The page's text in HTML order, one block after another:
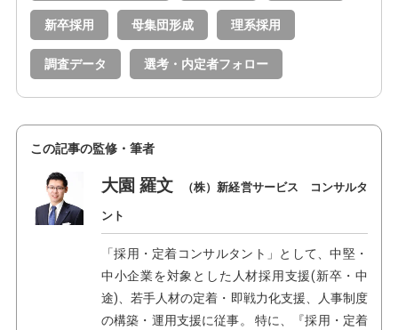
新卒採用 母集団形成 理系採用
調査データ 選考・内定者フォロー
この記事の監修・筆者
大園 羅文 （株）新経営サービス コンサルタ
ント
「採用・定着コンサルタント」として、中堅・
中小企業を対象とした人材採用支援(新卒・中
途)、若手人材の定着・即戦力化支援、人事制度
の構築・運用支援に従事。 特に、『採用・定着